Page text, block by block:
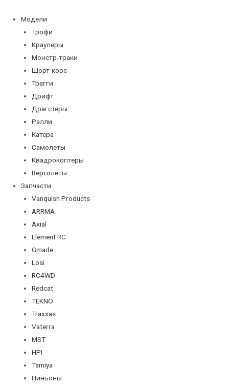
Модели
Трофи
Краулеры
Монстр-траки
Шорт-корс
Трагги
Дрифт
Драгстеры
Ралли
Катера
Самолеты
Квадрокоптеры
Вертолеты
Запчасти
Vanquish Products
ARRMA
Axial
Element RC
Gmade
Losi
RC4WD
Redcat
TEKNO
Traxxas
Vaterra
MST
HPI
Tamiya
Пиньоны